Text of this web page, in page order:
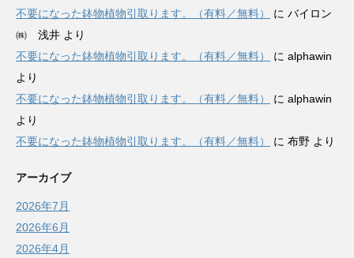
不要になった鉢物植物引取ります。（有料／無料）
に バイロン
㈱ 浅井 より
不要になった鉢物植物引取ります。（有料／無料）
に alphawin
より
不要になった鉢物植物引取ります。（有料／無料）
に alphawin
より
不要になった鉢物植物引取ります。（有料／無料）
に 布野 より
アーカイブ
2026年7月
2026年6月
2026年4月